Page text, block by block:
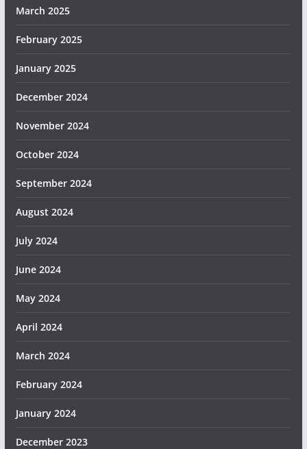
March 2025
February 2025
January 2025
December 2024
November 2024
October 2024
September 2024
August 2024
July 2024
June 2024
May 2024
April 2024
March 2024
February 2024
January 2024
December 2023